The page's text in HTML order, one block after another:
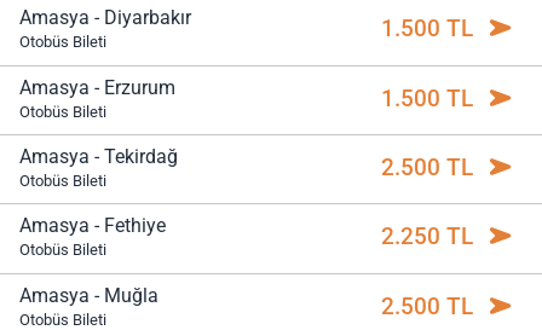
Amasya - Diyarbakır
Otobüs Bileti 1.500 TL
Amasya - Erzurum
Otobüs Bileti 1.500 TL
Amasya - Tekirdağ
Otobüs Bileti 2.500 TL
Amasya - Fethiye
Otobüs Bileti 2.250 TL
Amasya - Muğla
Otobüs Bileti 2.500 TL